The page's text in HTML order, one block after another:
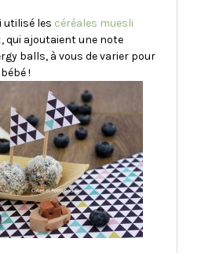
utilisé les céréales muesli
, qui ajoutaient une note
balls, à vous de varier pour
!